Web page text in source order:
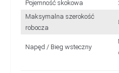
Pojemność skokowa
Maksymalna szerokość
robocza
Napęd / Bieg wsteczny